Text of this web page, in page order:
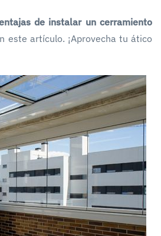
de instalar un cerramiento
este artículo. ¡Aprovecha tu ático